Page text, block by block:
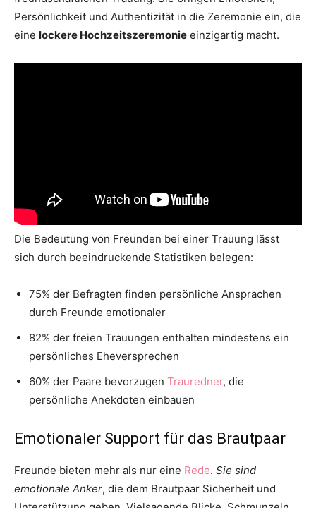
Persönlichkeit und Authentizität in die Zeremonie ein, die
eine lockere Hochzeitszeremonie einzigartig macht.
Die Bedeutung von Freunden bei einer Trauung lässt
sich durch beeindruckende Statistiken belegen:
75% der Befragten finden persönliche Ansprachen
durch Freunde emotionaler
82% der freien Trauungen enthalten mindestens ein
persönliches Eheversprechen
60% der Paare bevorzugen Trauredner, die
persönliche Anekdoten einbauen
Emotionaler Support für das Brautpaar
Freunde bieten mehr als nur eine Rede. Sie sind
emotionale Anker, die dem Brautpaar Sicherheit und